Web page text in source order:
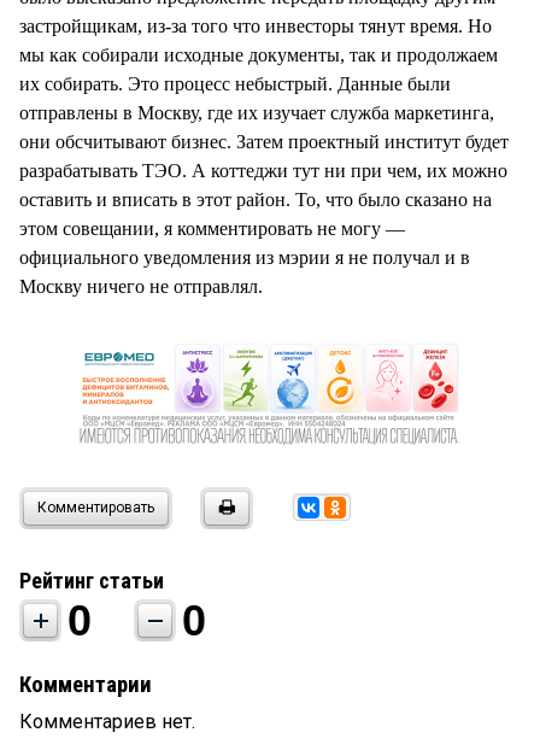
застройщикам, из-за того что инвесторы тянут время. Но
мы как собирали исходные документы, так и продолжаем
их собирать. Это процесс небыстрый. Данные были
отправлены в Москву, где их изучает служба маркетинга,
они обсчитывают бизнес. Затем проектный институт будет
разрабатывать ТЭО. А коттеджи тут ни при чем, их можно
оставить и вписать в этот район. То, что было сказано на
этом совещании, я комментировать не могу —
официального уведомления из мэрии я не получал и в
Москву ничего не отправлял.
Комментировать
Рейтинг статьи
0 0
Комментарии
Комментариев нет.